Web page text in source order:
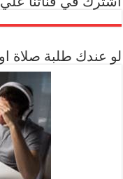
لو عندك طلبة صلاة